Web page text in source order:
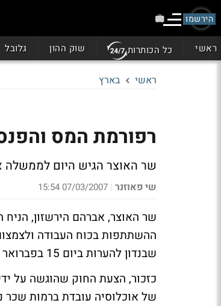
הירשמו
ראשי כל הכותרות שוק ההון גלובל
ראשי בארץ
רפורמת המס
שר האוצר הגיש היום לממשלה
שי פאוזנר |
07/03/2007 15:54
שר האוצר, אברהם הירשזון,
ההשתתפות בכוח העבודה
שבנדון להערות ביום 15 בפברואר כמתחייב בחוק.
כזכור, הצעת החוק שהוגשה על
של אוכלוסיה עובדת ברמות שכר